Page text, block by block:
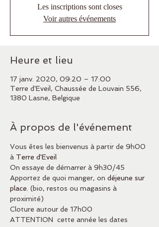
Les inscriptions sont closes
Voir autres événements
Heure et lieu
17 janv. 2020, 09:20 – 17:00
Terre d'Eveil, Chaussée de Louvain 556,
1380 Lasne, Belgique
À propos de l'événement
Vous êtes les bienvenus à partir de 9h00
à Terre d'Eveil
On essaye de démarrer à 9h30/45
Apportez de quoi manger, on déjeune sur
place . (bio, restos ou magasins à
proximité)
Cloture autour de 17h00
ATTENTION  cette année les dates